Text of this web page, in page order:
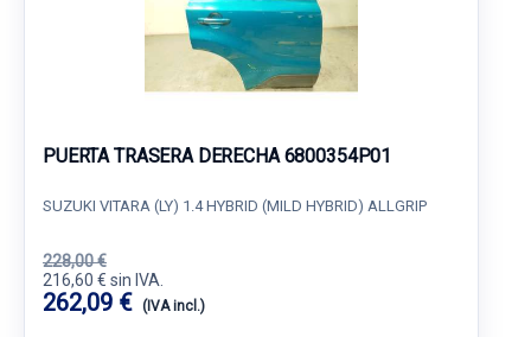
PUERTA TRASERA DERECHA 6800354P01
SUZUKI VITARA (LY) 1.4 HYBRID (MILD HYBRID) ALLGRIP
228,00 €
216,60 € sin IVA.
262,09 € (IVA incl.)